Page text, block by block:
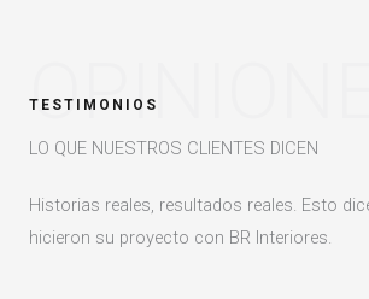
TESTIMONIOS
LO QUE NUESTROS CLIENTES DICEN
Historias reales, resultados reales. Esto
hicieron su proyecto con BR Interiores.